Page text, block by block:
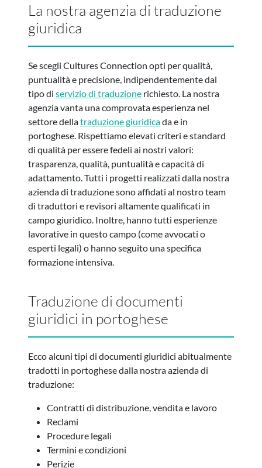
La nostra agenzia di traduzione
giuridica
Se scegli Cultures Connection opti per qualità,
puntualità e precisione, indipendentemente dal
tipo di servizio di traduzione richiesto. La nostra
agenzia vanta una comprovata esperienza nel
settore dellatraduzione giuridicada e in
portoghese. Rispettiamo elevati criteri e standard
di qualità per essere fedeli ai nostri valori:
trasparenza, qualità, puntualità e capacità di
adattamento. Tutti i progetti realizzati dalla nostra
azienda di traduzione sono affidati al nostro team
di traduttori e revisori altamente qualificati in
campo giuridico. Inoltre, hanno tutti esperienze
lavorative in questo campo (come avvocati o
esperti legali) o hanno seguito una specifica
formazione intensiva.
Traduzione di documenti
giuridici in portoghese
Ecco alcuni tipi di documenti giuridici abitualmente
tradotti in portoghese dalla nostra azienda di
traduzione:
Contratti di distribuzione, vendita e lavoro
Reclami
Procedure legali
Termini e condizioni
Perizie